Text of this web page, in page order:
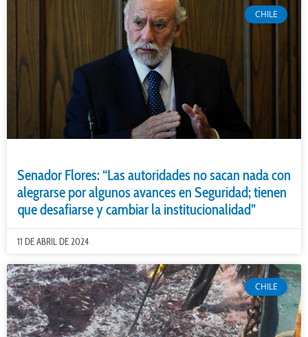
CHILE
Senador Flores: “Las autoridades no sacan nada con
alegrarse por algunos avances en Seguridad; tienen
que desafiarse y cambiar la institucionalidad”
11 DE ABRIL DE 2024
CHILE